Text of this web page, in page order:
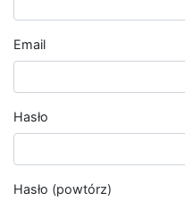
Email
Hasło
Hasło (powtórz)